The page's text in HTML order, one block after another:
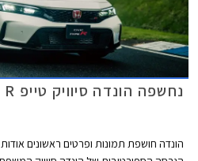
נחשפה הונדה סיוויק טייפ R החדשה 2023